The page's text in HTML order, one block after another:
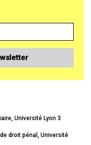
Université Lyon 3
droit pénal, Université